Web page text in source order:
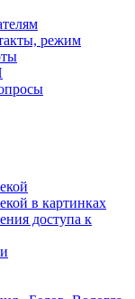
режим
в картинках
доступа к